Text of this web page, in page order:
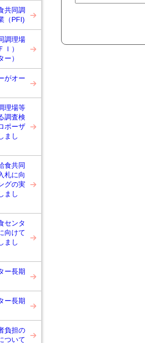
共同調
（PFI)
調理場
）
ー）
がオー
理場等
調査検
ポーザ
まし
食共同
札に向
グの実
まし
センタ
向けて
まし
ー長期
ー長期
負担の
ついて